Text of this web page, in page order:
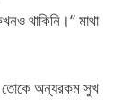
থাকিনি।“ মাথা
তোকে অন্যরকম সুখ